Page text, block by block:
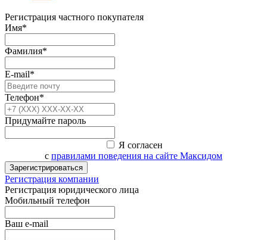
Регистрация частного покупателя
Имя*
Фамилия*
E-mail*
Телефон*
Придумайте пароль
Я согласен
с правилами поведения на сайте Максидом
Зарегистрироваться
Регистрация компании
Регистрация юридического лица
Мобильный телефон
Ваш e-mail